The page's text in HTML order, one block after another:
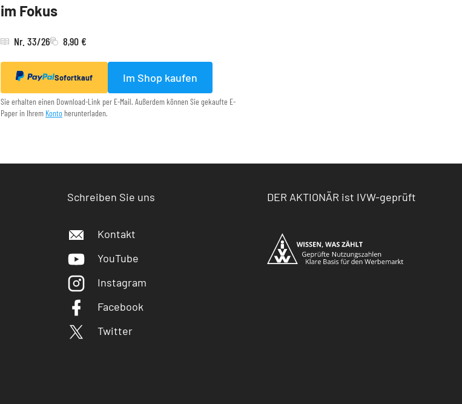
im Fokus
Nr. 33/26 8,90 €
Sofortkauf Im Shop kaufen
Sie erhalten einen Download-Link per E-Mail. Außerdem können Sie gekaufte E-
Paper in Ihrem Konto herunterladen.
Schreiben Sie uns
Kontakt
YouTube
Instagram
Facebook
Twitter
DER AKTIONÄR ist IVW-geprüft